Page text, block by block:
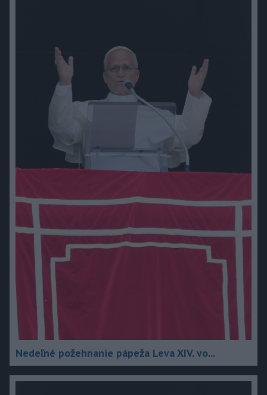
Nedeľné požehnanie pápeža Leva XIV. vo...